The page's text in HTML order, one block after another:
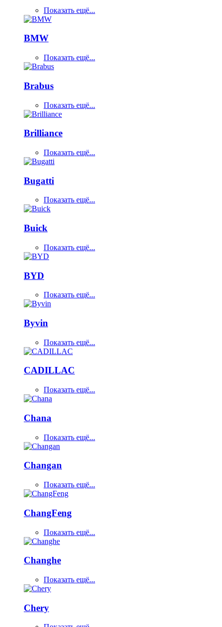
Показать ещё...
BMW
Показать ещё...
Brabus
Показать ещё...
Brilliance
Показать ещё...
Bugatti
Показать ещё...
Buick
Показать ещё...
BYD
Показать ещё...
Byvin
Показать ещё...
CADILLAC
Показать ещё...
Chana
Показать ещё...
Changan
Показать ещё...
ChangFeng
Показать ещё...
Changhe
Показать ещё...
Chery